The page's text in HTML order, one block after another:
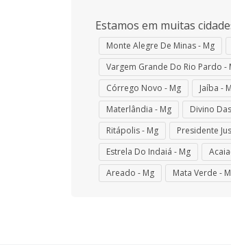
Estamos em muitas
Monte Alegre De Minas - Mg
Vargem Grande Do Rio Pardo -
Córrego Novo - Mg
Jaíba -
Materlândia - Mg
Divino
Ritápolis - Mg
Presidente
Estrela Do Indaiá - Mg
Areado - Mg
Mata Verde -